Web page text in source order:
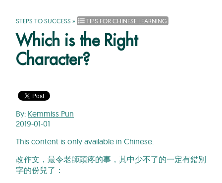
STEPS TO SUCCESS » TIPS FOR CHINESE LEARNING
Which is the Right
Character?
By: Kemmiss Pun
2019-01-01
This content is only available in Chinese.
改作文，最令老師頭疼的事，其中少不了的一定有錯別
字的份兒了：